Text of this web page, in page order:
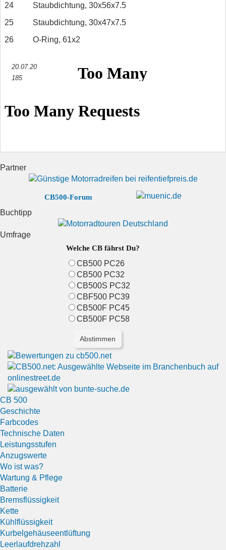
24
Staubdichtung, 30x56x7.5
25
Staubdichtung, 30x47x7.5
26
O-Ring, 61x2
20.07.20
185
Partner
CB500-Forum
Buchtipp
Umfrage
Welche CB fährst Du?
CB500 PC26
CB500 PC32
CB500S PC32
CBF500 PC39
CB500F PC45
CB500F PC58
CB 500
Geschichte
Farbcodes
Technische Daten
Leistungsstufen
Anzugswerte
Wo ist was?
Wartung & Pflege
Batterie
Bremsflüssigkeit
Kette
Kühlflüssigkeit
Kurbelgehäuseentlüftung
Leerlaufdrehzahl